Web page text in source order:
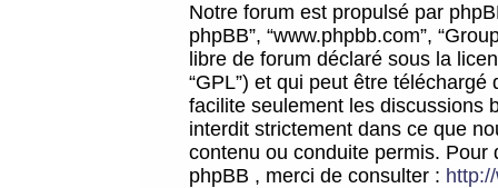
Notre forum est propulsé par
phpBB”, “www.phpbb.com”,
libre de forum déclaré sous la
“GPL”) et qui peut être téléchargé
facilite seulement les discussions
interdit strictement dans ce que
contenu ou conduite permis.
phpBB , merci de consulter :